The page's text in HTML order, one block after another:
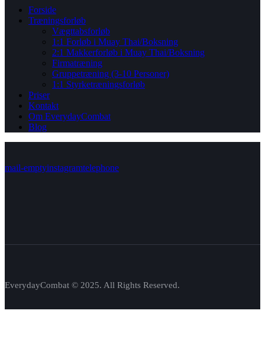
Forside
Træningsforløb
Vægttabsforløb
1:1 Forløb i Muay Thai/Boksning
2:1 Makkerforløb i Muay Thai/Boksning
Firmatræning
Gruppetræning (3-10 Personer)
1:1 Styrketræningsforløb
Priser
Kontakt
Om EverydayCombat
Blog
mail-emptyinstagramtelephone
EverydayCombat © 2025. All Rights Reserved.